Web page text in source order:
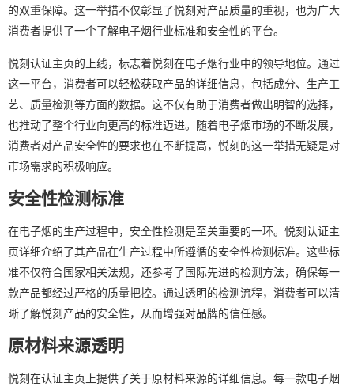
的双重保障。这一举措不仅彰显了悦刻对产品质量的重视，也为广大
消费者提供了一个了解电子烟行业标准和安全性的平台。
悦刻认证主页的上线，标志着悦刻在电子烟行业中的领导地位。通过
这一平台，消费者可以轻松获取产品的详细信息，包括成分、生产工
艺、质量检测等方面的数据。这不仅有助于消费者做出明智的选择，
也推动了整个行业向更高的标准迈进。随着电子烟市场的不断发展，
消费者对产品安全性的要求也在不断提高，悦刻的这一举措无疑是对
市场需求的积极响应。
安全性检测标准
在电子烟的生产过程中，安全性检测是至关重要的一环。悦刻认证主
页详细介绍了其产品在生产过程中所遵循的安全性检测标准。这些标
准不仅符合国家相关法规，还参考了国际先进的检测方法，确保每一
款产品都经过严格的质量把控。通过透明的检测流程，消费者可以清
晰了解悦刻产品的安全性，从而增强对品牌的信任感。
原材料来源透明
悦刻在认证主页上提供了关于原材料来源的详细信息。每一款电子烟